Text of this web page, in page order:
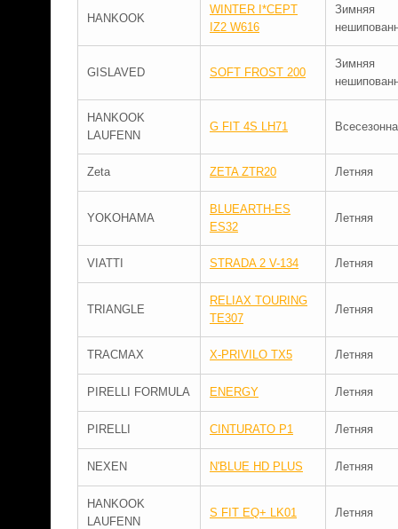
HANKOOK
WINTER I*CEPT
IZ2 W616
Зимняя
GISLAVED SOFT FROST 200
Зимняя
HANKOOK
LAUFENN
G FIT 4S LH71
Zeta ZETA ZTR20 Летняя
YOKOHAMA
BLUEARTH-ES
ES32
Летняя
VIATTI STRADA 2 V-134 Летняя
TRIANGLE
RELIAX TOURING
TE307
Летняя
TRACMAX X-PRIVILO TX5 Летняя
PIRELLI FORMULA ENERGY Летняя
PIRELLI CINTURATO P1 Летняя
NEXEN N'BLUE HD PLUS Летняя
HANKOOK
LAUFENN
S FIT EQ+ LK01 Летняя